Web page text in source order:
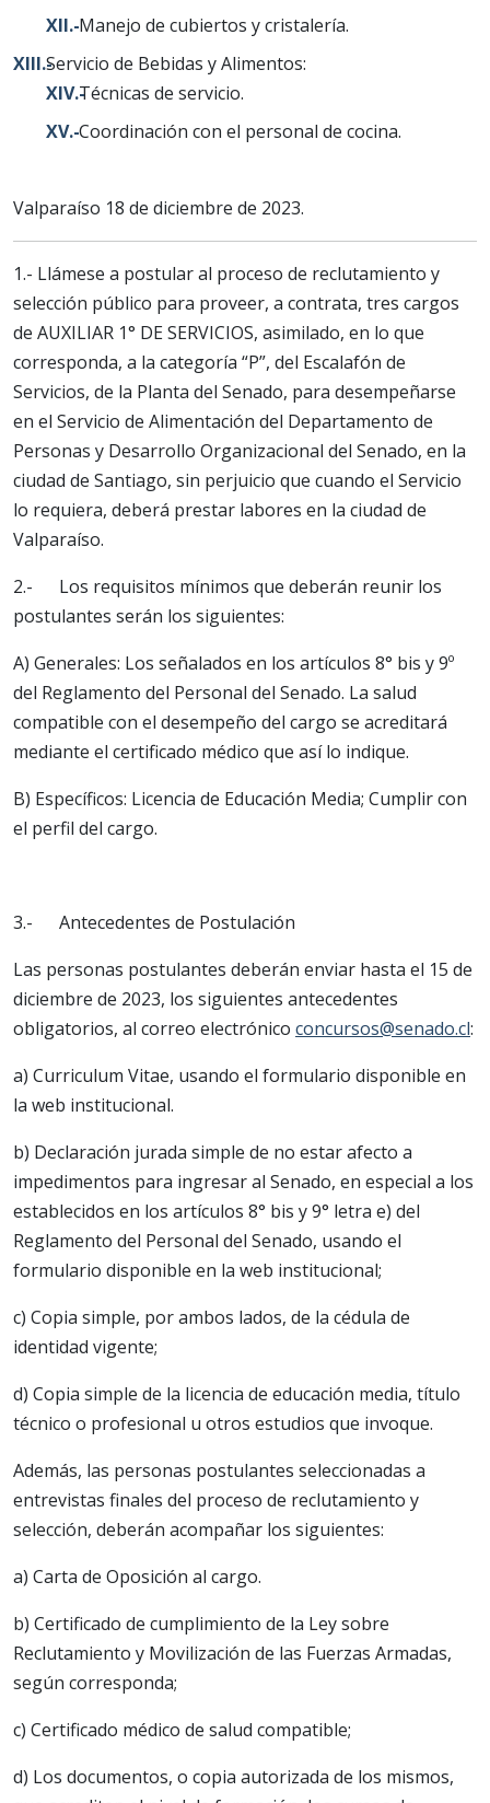
Manejo de cubiertos y cristalería.
Servicio de Bebidas y Alimentos:
Técnicas de servicio.
Coordinación con el personal de cocina.
Valparaíso 18 de diciembre de 2023.
1.- Llámese a postular al proceso de reclutamiento y
selección público para proveer, a contrata, tres cargos
de AUXILIAR 1° DE SERVICIOS, asimilado, en lo que
corresponda, a la categoría “P”, del Escalafón de
Servicios, de la Planta del Senado, para desempeñarse
en el Servicio de Alimentación del Departamento de
Personas y Desarrollo Organizacional del Senado, en la
ciudad de Santiago, sin perjuicio que cuando el Servicio
lo requiera, deberá prestar labores en la ciudad de
Valparaíso.
2.- Los requisitos mínimos que deberán reunir los
postulantes serán los siguientes:
A) Generales: Los señalados en los artículos 8° bis y 9º
del Reglamento del Personal del Senado. La salud
compatible con el desempeño del cargo se acreditará
mediante el certificado médico que así lo indique.
B) Específicos: Licencia de Educación Media; Cumplir con
el perfil del cargo.
3.- Antecedentes de Postulación
Las personas postulantes deberán enviar hasta el 15 de
diciembre de 2023, los siguientes antecedentes
obligatorios, al correo electrónico concursos@senado.cl:
a) Curriculum Vitae, usando el formulario disponible en
la web institucional.
b) Declaración jurada simple de no estar afecto a
impedimentos para ingresar al Senado, en especial a los
establecidos en los artículos 8° bis y 9° letra e) del
Reglamento del Personal del Senado, usando el
formulario disponible en la web institucional;
c) Copia simple, por ambos lados, de la cédula de
identidad vigente;
d) Copia simple de la licencia de educación media, título
técnico o profesional u otros estudios que invoque.
Además, las personas postulantes seleccionadas a
entrevistas finales del proceso de reclutamiento y
selección, deberán acompañar los siguientes:
a) Carta de Oposición al cargo.
b) Certificado de cumplimiento de la Ley sobre
Reclutamiento y Movilización de las Fuerzas Armadas,
según corresponda;
c) Certificado médico de salud compatible;
d) Los documentos, o copia autorizada de los mismos,